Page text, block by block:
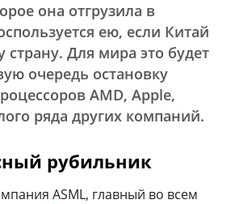
она отгрузила в
ею, если Китай
страну. Для мира это будет
очередь остановку
AMD, Apple,
ряда других компаний.
рубильник
ASML, главный во всем